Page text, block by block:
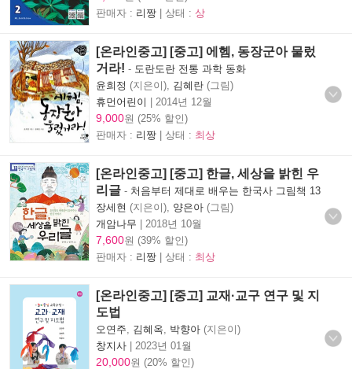
판매자 : 리짱 | 상태 : 상
[온라인중고] [중고] 에헴, 동장군아 물렀
거라! - 도란도란 전통 과학 동화
윤희정 (지은이), 김혜란 (그림)
휴먼어린이 | 2014년 12월
9,000원 (25% 할인)
판매자 : 리짱 | 상태 : 최상
[온라인중고] [중고] 한글, 세상을 밝힌 우
리글 - 처음부터 제대로 배우는 한국사 그림책 13
장세현 (지은이), 양은아 (그림)
개암나무 | 2018년 10월
7,600원 (39% 할인)
판매자 : 리짱 | 상태 : 최상
[온라인중고] [중고] 교재·교구 연구 및 지
도법
오연주 김혜옥 박향아 (지은이)
창지사 | 2023년 01월
20,000원 (20% 할인)